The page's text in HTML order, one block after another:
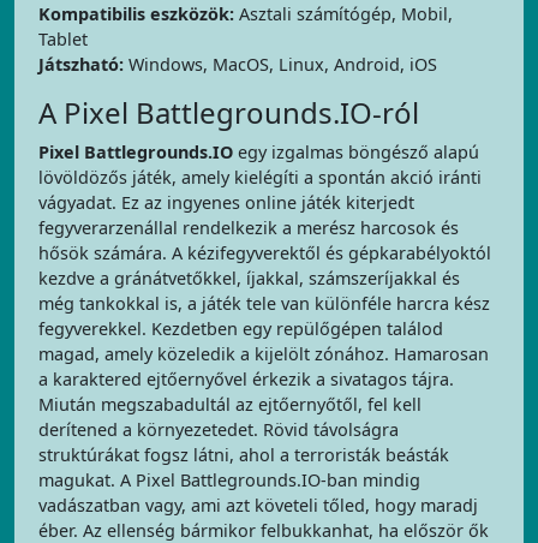
Kompatibilis eszközök: Asztali számítógép, Mobil,
Tablet
Játszható: Windows, MacOS, Linux, Android, iOS
A Pixel Battlegrounds.IO-ról
Pixel Battlegrounds.IO egy izgalmas böngésző alapú
lövöldözős játék, amely kielégíti a spontán akció iránti
vágyadat. Ez az ingyenes online játék kiterjedt
fegyverarzenállal rendelkezik a merész harcosok és
hősök számára. A kézifegyverektől és gépkarabélyoktól
kezdve a gránátvetőkkel, íjakkal, számszeríjakkal és
még tankokkal is, a játék tele van különféle harcra kész
fegyverekkel. Kezdetben egy repülőgépen találod
magad, amely közeledik a kijelölt zónához. Hamarosan
a karaktered ejtőernyővel érkezik a sivatagos tájra.
Miután megszabadultál az ejtőernyőtől, fel kell
derítened a környezetedet. Rövid távolságra
struktúrákat fogsz látni, ahol a terroristák beásták
magukat. A Pixel Battlegrounds.IO-ban mindig
vadászatban vagy, ami azt követeli tőled, hogy maradj
éber. Az ellenség bármikor felbukkanhat, ha először ők